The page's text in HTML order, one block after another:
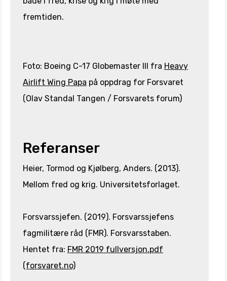
fremtiden.
Foto: Boeing C-17 Globemaster III fra Heavy
Airlift Wing Papa på oppdrag for Forsvaret
(Olav Standal Tangen / Forsvarets forum)
Referanser
Heier, Tormod og Kjølberg, Anders. (2013).
Mellom fred og krig. Universitetsforlaget.
Forsvarssjefen. (2019). Forsvarssjefens
fagmilitære råd (FMR). Forsvarsstaben.
Hentet fra: FMR 2019 fullversjon.pdf
(forsvaret.no)